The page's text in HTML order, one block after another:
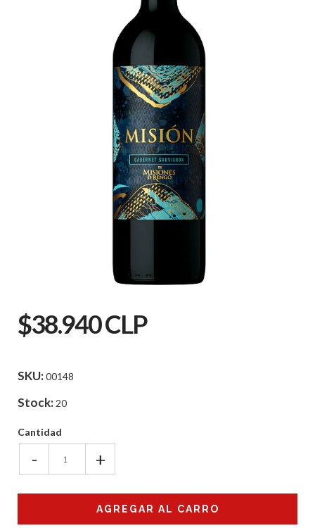
$38.940 CLP
SKU:00148
Stock: 20
Cantidad
- +